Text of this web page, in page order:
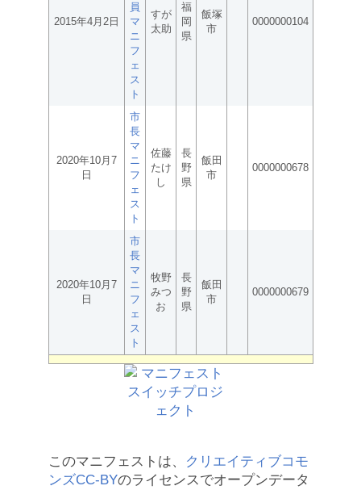
2015年4月2日
員
マ
ニ
フ
ェ
ス
ト
すが
太助
福
岡
県
飯塚
市
0000000104
2020年10月7
日
市
長
マ
ニ
フ
ェ
ス
ト
佐藤
たけ
し
長
野
県
飯田
市
0000000678
2020年10月7
日
市
長
マ
ニ
フ
ェ
ス
ト
牧野
みつ
お
長
野
県
飯田
市
0000000679
このマニフェストは、
クリエイティブコモ
ンズCC-BYのライセンスでオープンデータ